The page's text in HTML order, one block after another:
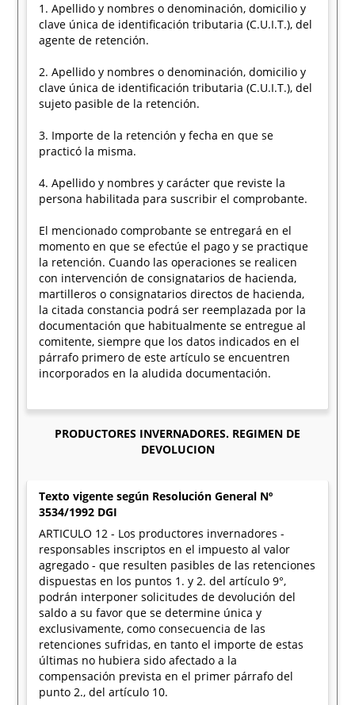
1. Apellido y nombres o denominación, domicilio y
clave única de identificación tributaria (C.U.I.T.), del
agente de retención.
2. Apellido y nombres o denominación, domicilio y
clave única de identificación tributaria (C.U.I.T.), del
sujeto pasible de la retención.
3. Importe de la retención y fecha en que se
practicó la misma.
4. Apellido y nombres y carácter que reviste la
persona habilitada para suscribir el comprobante.
El mencionado comprobante se entregará en el
momento en que se efectúe el pago y se practique
la retención. Cuando las operaciones se realicen
con intervención de consignatarios de hacienda,
martilleros o consignatarios directos de hacienda,
la citada constancia podrá ser reemplazada por la
documentación que habitualmente se entregue al
comitente, siempre que los datos indicados en el
párrafo primero de este artículo se encuentren
incorporados en la aludida documentación.
PRODUCTORES INVERNADORES. REGIMEN DE
DEVOLUCION
Texto vigente según Resolución General Nº
3534/1992 DGI
ARTICULO 12 - Los productores invernadores -
responsables inscriptos en el impuesto al valor
agregado - que resulten pasibles de las retenciones
dispuestas en los puntos 1. y 2. del artículo 9°,
podrán interponer solicitudes de devolución del
saldo a su favor que se determine única y
exclusivamente, como consecuencia de las
retenciones sufridas, en tanto el importe de estas
últimas no hubiera sido afectado a la
compensación prevista en el primer párrafo del
punto 2., del artículo 10.